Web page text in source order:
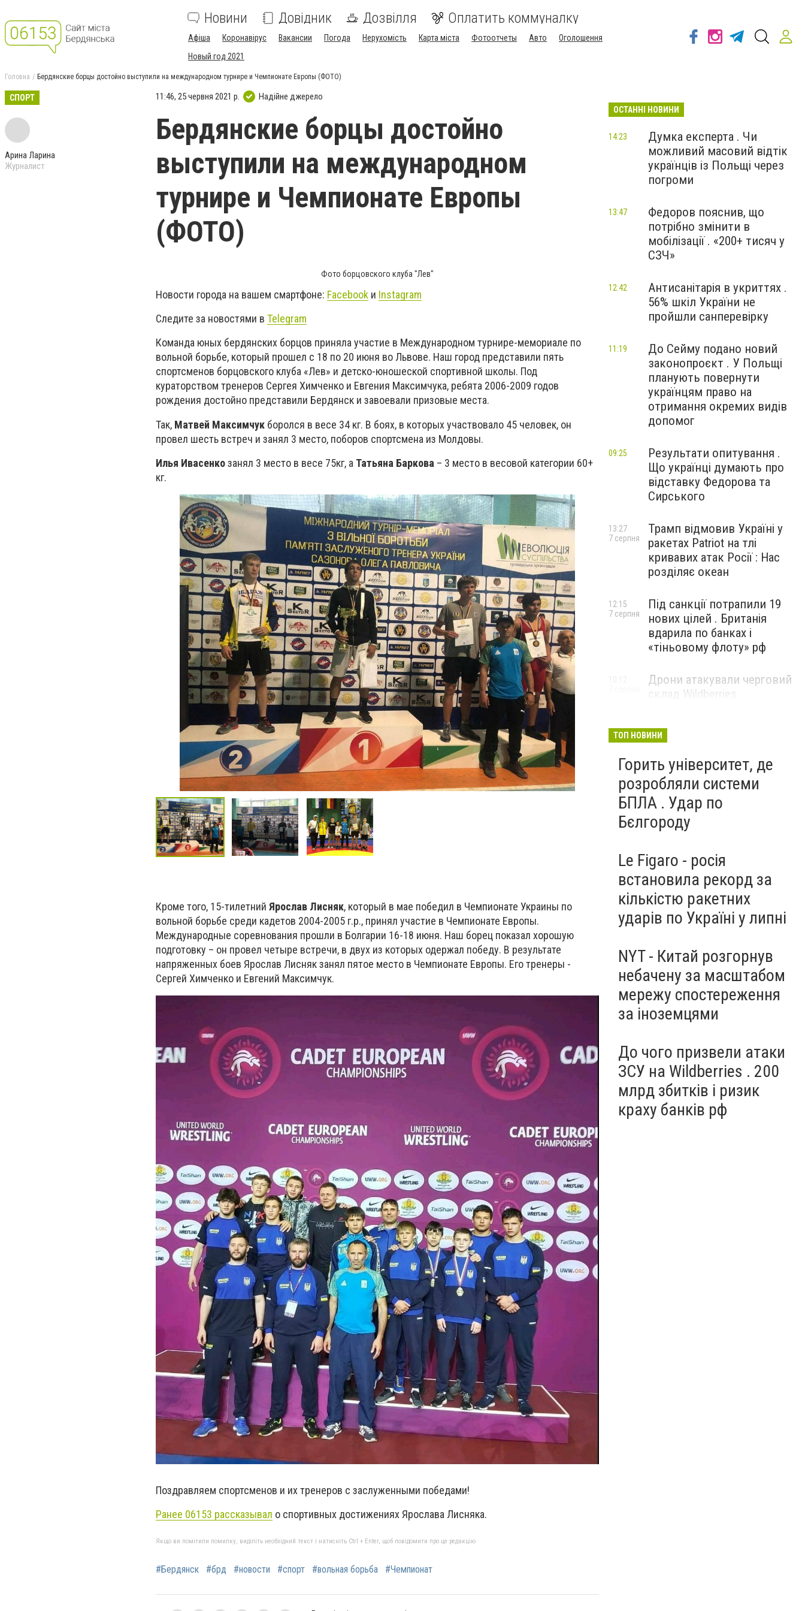
Новини Довідник Дозвілля Оплатить коммуналку
Афіша Коронавірус Вакансии Погода Нерухомість Карта міста Фотоотчеты Авто
Оголошення
Новый год 2021
Головна Бердянские борцы достойно выступили на международном турнире и Чемпионате Европы (ФОТО)
СПОРТ
Арина Ларина
Журналист
11:46, 25 червня 2021 р. Надійне джерело
Бердянские борцы достойно
выступили на международном
турнире и Чемпионате Европы
(ФОТО)
Фото борцовского клуба "Лев"
Новости города на вашем смартфоне: Facebook и Instagram
Следите за новостями в Telegram
Команда юных бердянских борцов приняла участие в Международном турнире-мемориале по
вольной борьбе, который прошел с 18 по 20 июня во Львове. Наш город представили пять
спортсменов борцовского клуба «Лев» и детско-юношеской спортивной школы. Под
кураторством тренеров Сергея Химченко и Евгения Максимчука, ребята 2006-2009 годов
рождения достойно представили Бердянск и завоевали призовые места.
Так, Матвей Максимчук боролся в весе 34 кг. В боях, в которых участвовало 45 человек, он
провел шесть встреч и занял 3 место, поборов спортсмена из Молдовы.
Илья Ивасенкозанял 3 место в весе 75кг, а Татьяна Баркова – 3 место в весовой категории 60+
кг.
Кроме того, 15-тилетний Ярослав Лисняк, который в мае победил в Чемпионате Украины по
вольной борьбе среди кадетов 2004-2005 г.р., принял участие в Чемпионате Европы.
Международные соревнования прошли в Болгарии 16-18 июня. Наш борец показал хорошую
подготовку – он провел четыре встречи, в двух из которых одержал победу. В результате
напряженных боев Ярослав Лисняк занял пятое место в Чемпионате Европы. Его тренеры -
Сергей Химченко и Евгений Максимчук.
Поздравляем спортсменов и их тренеров с заслуженными победами!
Ранее 06153 рассказывал о спортивных достижениях Ярослава Лисняка.
Якщо ви помітили помилку, виділіть необхідний текст і натисніть Ctrl + Enter, щоб повідомити про це редакцію
#Бердянск #брд #новости #спорт #вольная борьба #Чемпионат
ОСТАННІ НОВИНИ
Думка експерта . Чи
можливий масовий відтік
українців із Польщі через
погроми
14:23
Федоров пояснив, що
потрібно змінити в
мобілізації . «200+ тисяч у
СЗЧ»
13:47
Антисанітарія в укриттях .
56% шкіл України не
пройшли санперевірку
12:42
До Сейму подано новий
законопроєкт . У Польщі
планують повернути
українцям право на
отримання окремих видів
допомог
11:19
Результати опитування .
Що українці думають про
відставку Федорова та
Сирського
09:25
Трамп відмовив Україні у
ракетах Patriot на тлі
кривавих атак Росії : Нас
розділяє океан
13:27
7 серпня
Під санкції потрапили 19
нових цілей . Британія
вдарила по банках і
«тіньовому флоту» рф
12:15
7 серпня
Дрони атакували черговий
склад Wildberries .
ТОП НОВИНИ
Горить університет, де
розробляли системи
БПЛА . Удар по
Бєлгороду
Le Figaro - росія
встановила рекорд за
кількістю ракетних
ударів по Україні у липні
NYT - Китай розгорнув
небачену за масштабом
мережу спостереження
за іноземцями
До чого призвели атаки
ЗСУ на Wildberries . 200
млрд збитків і ризик
краху банків рф